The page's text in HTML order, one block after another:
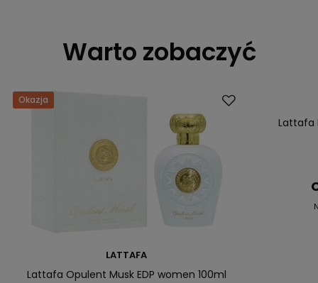
Warto zobaczyć
Okazja
LATTAFA
Lattafa Opulent Musk EDP women 100ml
Lattafa